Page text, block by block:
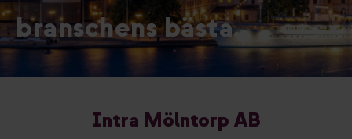
branschens bästa.
Intra Mölntorp AB